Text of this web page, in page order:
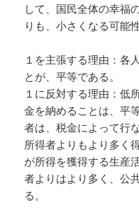
して、国民全体の幸福
りも、小さくなる可能
１を主張する理由：各
とが、平等である。
１に反対する理由：低
金を納めることは、平
者は、税金によって行
所得者よりもより多く
が所得を獲得する生産
者よりはより多く、公
る。